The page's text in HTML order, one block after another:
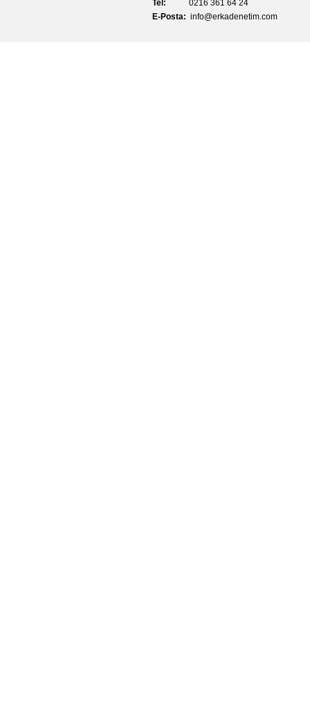
Tel: 0216 361 64 24
E-Posta: info@erkadenetim.com